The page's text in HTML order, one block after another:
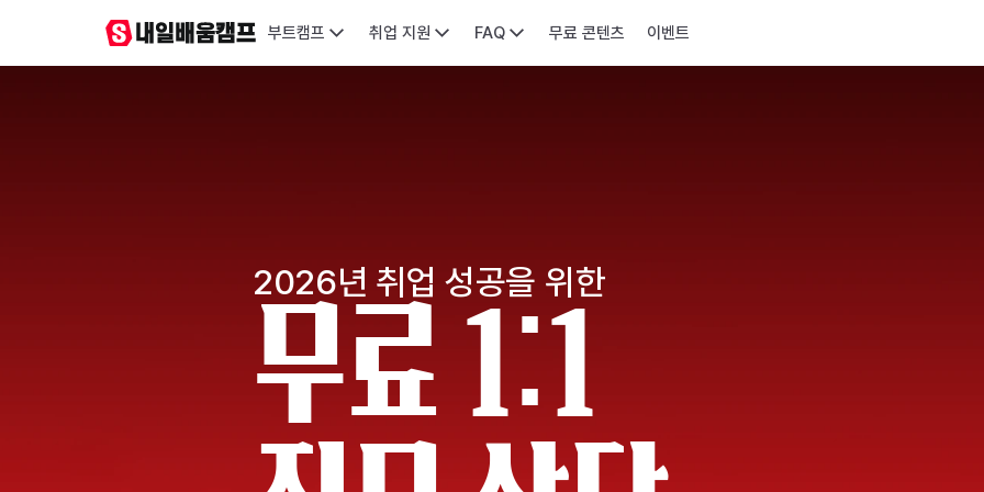
부트캠프 취업 지원 FAQ 무료 콘텐츠 이벤트
2026년 취업 성공을 위한
무료 1:1